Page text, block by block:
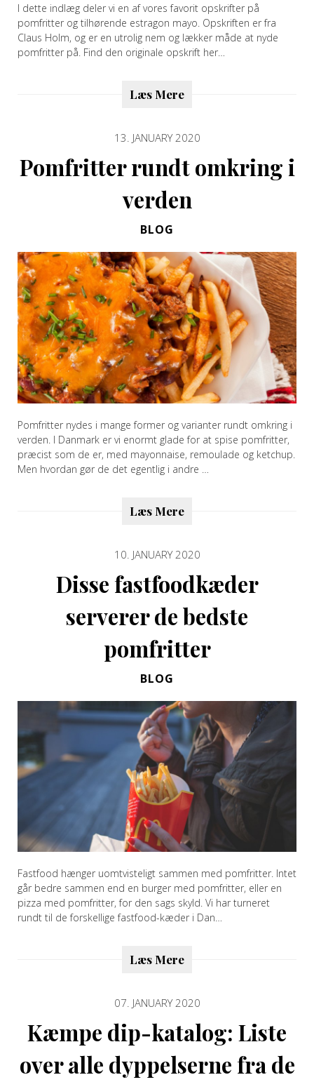
I dette indlæg deler vi en af vores favorit opskrifter på
pomfritter og tilhørende estragon mayo. Opskriften er fra
Claus Holm, og er en utrolig nem og lækker måde at nyde
pomfritter på. Find den originale opskrift her…
Læs Mere
13. JANUARY 2020
Pomfritter rundt omkring i
verden
BLOG
Pomfritter nydes i mange former og varianter rundt omkring i
verden. I Danmark er vi enormt glade for at spise pomfritter,
præcist som de er, med mayonnaise, remoulade og ketchup.
Men hvordan gør de det egentlig i andre …
Læs Mere
10. JANUARY 2020
Disse fastfoodkæder
serverer de bedste
pomfritter
BLOG
Fastfood hænger uomtvisteligt sammen med pomfritter. Intet
går bedre sammen end en burger med pomfritter, eller en
pizza med pomfritter, for den sags skyld. Vi har turneret
rundt til de forskellige fastfood-kæder i Dan…
Læs Mere
07. JANUARY 2020
Kæmpe dip-katalog: Liste
over alle dyppelserne fra de